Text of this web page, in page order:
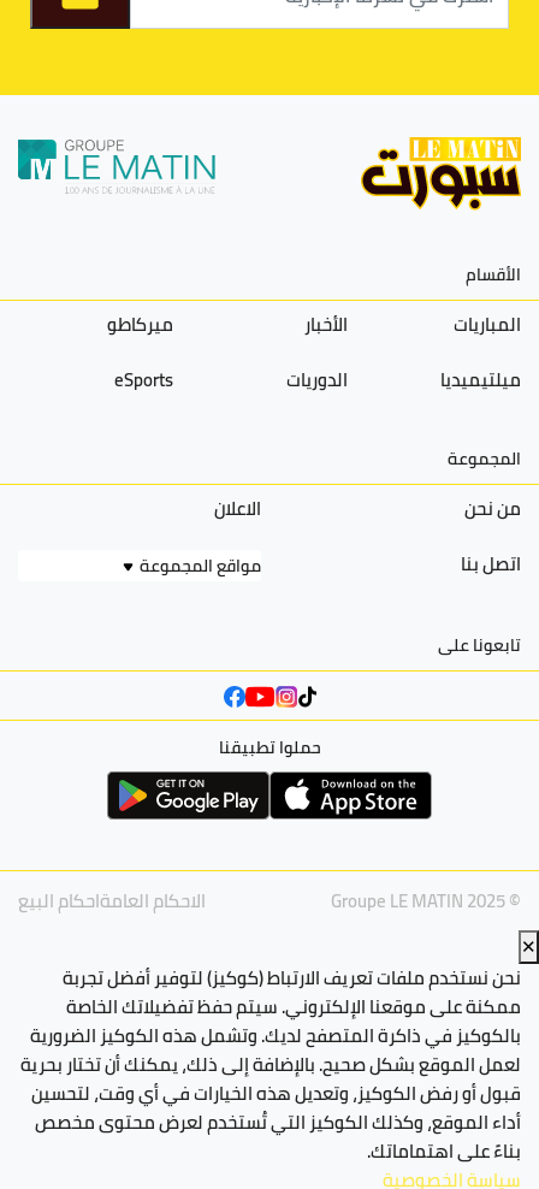
الأقسام
المباريات الأخبار
ميركاطو
ميلتيميديا
الدوريات eSports
المجموعة
من نحن
الاعلان
اتصل بنا
مواقع المجموعة
تابعونا على
حملوا تطبيقنا
© Groupe LE MATIN 2025 الاحكام العامةاحكام البيع
✕
نحن نستخدم ملفات تعريف الارتباط (كوكيز) لتوفير أفضل تجربة
ممكنة على موقعنا الإلكتروني. سيتم حفظ تفضيلاتك الخاصة
بالكوكيز في ذاكرة المتصفح لديك. وتشمل هذه الكوكيز الضرورية
لعمل الموقع بشكل صحيح. بالإضافة إلى ذلك، يمكنك أن تختار بحرية
قبول أو رفض الكوكيز، وتعديل هذه الخيارات في أي وقت، لتحسين
أداء الموقع، وكذلك الكوكيز التي تُستخدم لعرض محتوى مخصص
بناءً على اهتماماتك.
سياسة الخصوصية